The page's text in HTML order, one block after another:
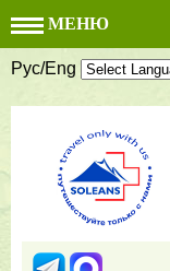
МЕНЮ
Рус/Eng